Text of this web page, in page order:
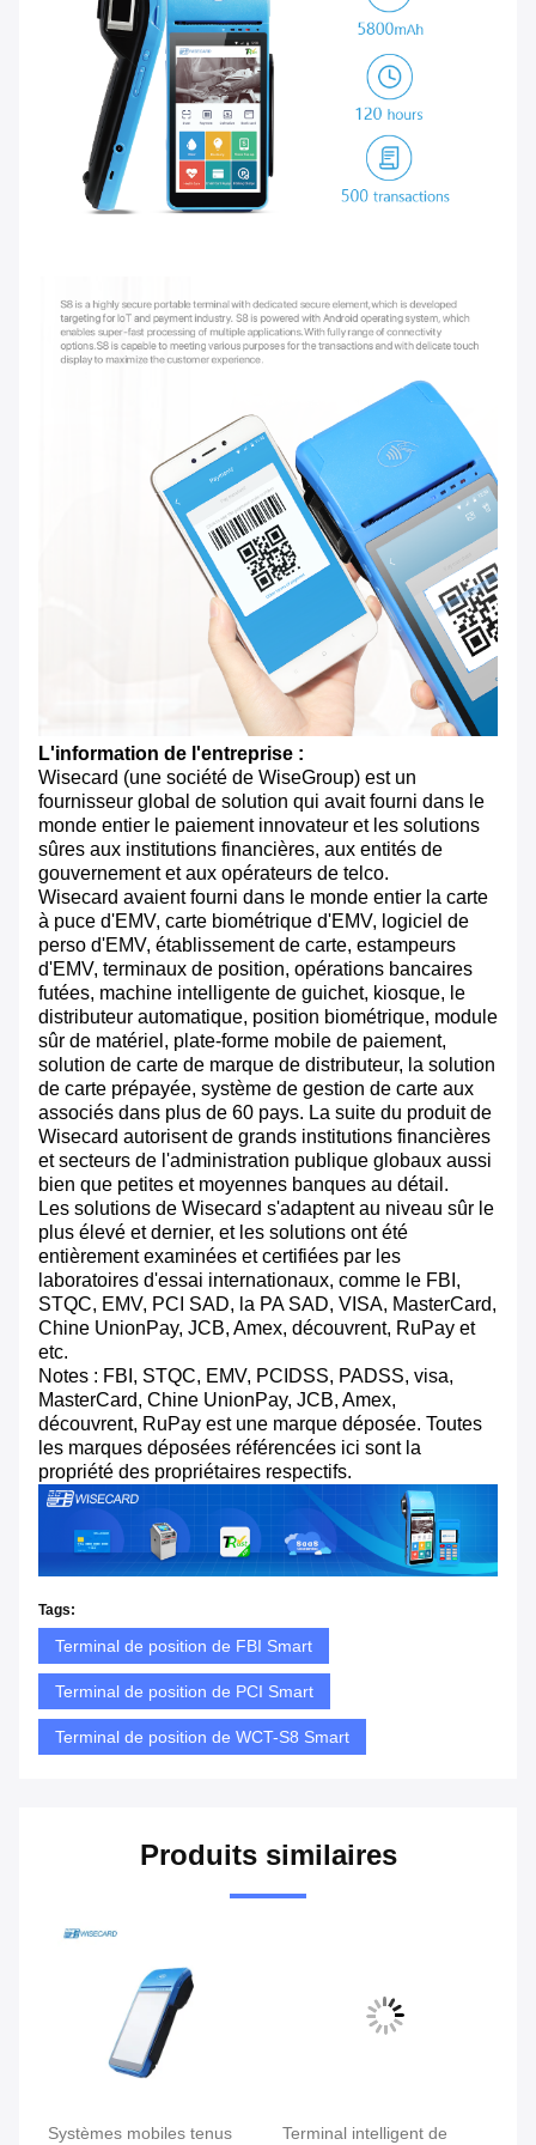
L'information de l'entreprise :
Wisecard (une société de WiseGroup) est un
fournisseur global de solution qui avait fourni dans le
monde entier le paiement innovateur et les solutions
sûres aux institutions financières, aux entités de
gouvernement et aux opérateurs de telco.
Wisecard avaient fourni dans le monde entier la carte
à puce d'EMV, carte biométrique d'EMV, logiciel de
perso d'EMV, établissement de carte, estampeurs
d'EMV, terminaux de position, opérations bancaires
futées, machine intelligente de guichet, kiosque, le
distributeur automatique, position biométrique, module
sûr de matériel, plate-forme mobile de paiement,
solution de carte de marque de distributeur, la solution
de carte prépayée, système de gestion de carte aux
associés dans plus de 60 pays. La suite du produit de
Wisecard autorisent de grands institutions financières
et secteurs de l'administration publique globaux aussi
bien que petites et moyennes banques au détail.
Les solutions de Wisecard s'adaptent au niveau sûr le
plus élevé et dernier, et les solutions ont été
entièrement examinées et certifiées par les
laboratoires d'essai internationaux, comme le FBI,
STQC, EMV, PCI SAD, la PA SAD, VISA, MasterCard,
Chine UnionPay, JCB, Amex, découvrent, RuPay et
etc.
Notes : FBI, STQC, EMV, PCIDSS, PADSS, visa,
MasterCard, Chine UnionPay, JCB, Amex,
découvrent, RuPay est une marque déposée. Toutes
les marques déposées référencées ici sont la
propriété des propriétaires respectifs.
Tags:
Terminal de position de FBI Smart
Terminal de position de PCI Smart
Terminal de position de WCT-S8 Smart
Produits similaires
Systèmes mobiles tenus
Terminal intelligent de